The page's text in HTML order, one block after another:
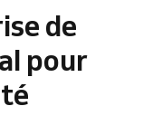
de
pour